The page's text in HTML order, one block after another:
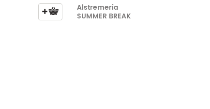
Alstremeria
SUMMER BREAK